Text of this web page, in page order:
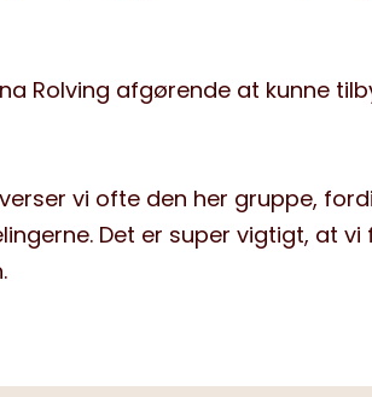
Rolving afgørende at kunne
vi ofte den her gruppe,
Det er super vigtigt, at